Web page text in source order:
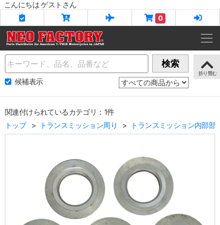
こんにちは ゲストさん
0
Name 検索
候補表示
関連付けられているカテゴリ：1件
トップ
トランスミッション周り トランスミッション内部部